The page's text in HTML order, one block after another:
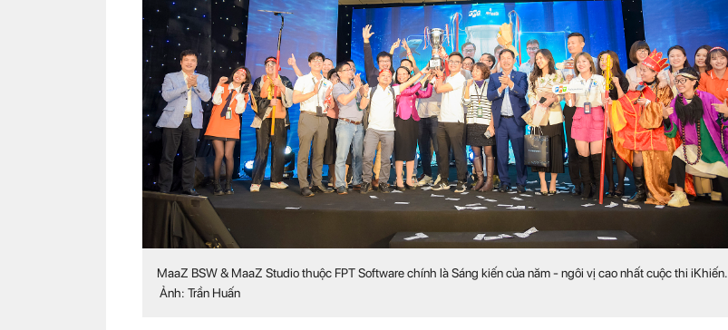
MaaZ BSW & MaaZ Studio thuộc FPT Software chính là Sáng kiến của năm - ngôi vị cao nhất cuộc thi iKhiến.
Ảnh: Trần Huấn